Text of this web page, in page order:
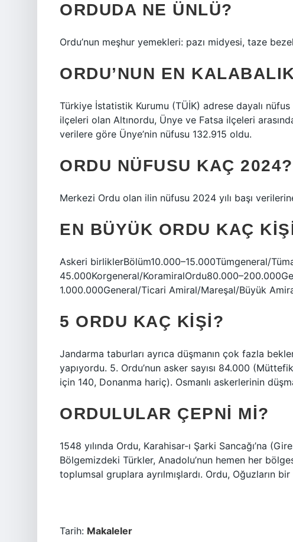
ORDUDA NE ÜNLÜ?
Ordu’nun meşhur yemekleri: pazı midyesi, taze
ORDU’NUN EN
Türkiye İstatistik Kurumu (TÜİK) adrese dayalı
ilçeleri olan Altınordu, Ünye ve Fatsa ilçeleri
verilere göre Ünye’nin nüfusu 132.915 oldu.
ORDU NÜFUSU KAÇ 2024?
Merkezi Ordu olan ilin nüfusu 2024 yılı başı
EN BÜYÜK ORDU KAÇ
Askeri birliklerBölüm10.000–15.000Tümgeneral/
45.000Korgeneral/
1.000.000General/Ticari Amiral/Mareşal/Büyük
5 ORDU KAÇ KIŞI?
Jandarma taburları ayrıca düşmanın çok fazla
yapıyordu. 5. Ordu’nun asker sayısı 84.000
için 140, Donanma hariç). Osmanlı askerlerinin
ORDULULAR ÇEPNI MI?
1548 yılında Ordu, Karahisar-ı Şarki Sancağı’na
Bölgemizdeki Türkler, Anadolu’nun hemen her
toplumsal gruplara ayrılmışlardı. Ordu, Oğuzların
Tarih: Makaleler